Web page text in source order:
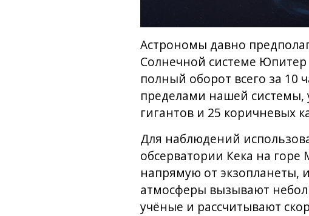
Астрономы давно
Солнечной системе
полный оборот всего за 10
пределами нашей системы,
гигантов и 25 коричневых
Для наблюдений
обсерватории Кека на
напрямую от экзопланеты,
атмосферы вызывают
учёные и рассчитывают